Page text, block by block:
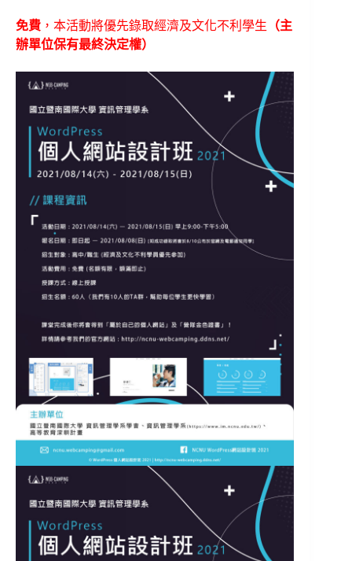
免費 ，本活動將優先錄取經濟及文化不利學生 （主
辦單位保有最終決定權）